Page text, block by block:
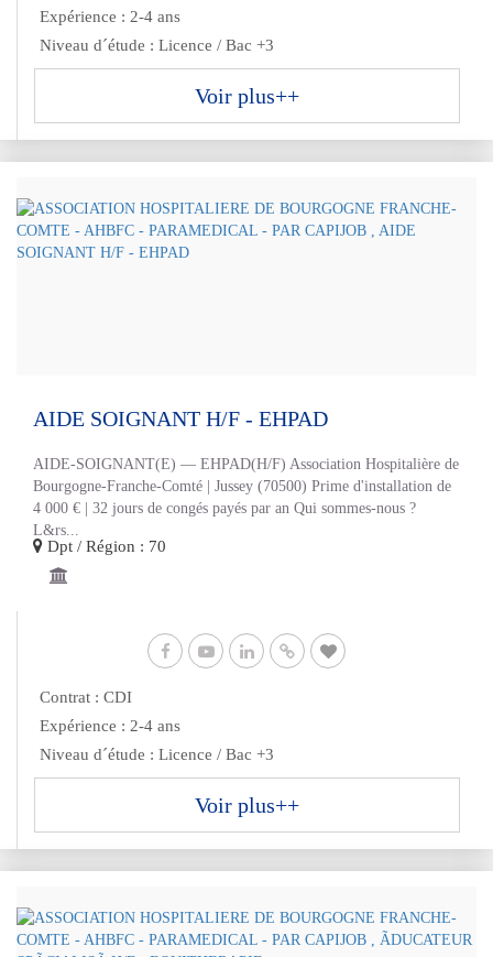
Expérience : 2-4 ans
Niveau d´étude : Licence / Bac +3
Voir plus++
AIDE SOIGNANT H/F - EHPAD
AIDE-SOIGNANT(E) — EHPAD(H/F) Association Hospitalière de
Bourgogne-Franche-Comté | Jussey (70500) Prime d'installation de
4 000 € | 32 jours de congés payés par an Qui sommes-nous ?
L&rs...
Dpt / Région : 70
Contrat : CDI
Expérience : 2-4 ans
Niveau d´étude : Licence / Bac +3
Voir plus++